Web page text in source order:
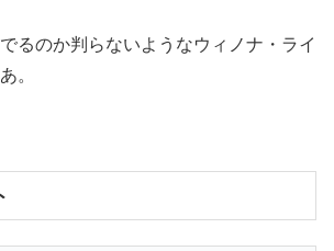
るのか判らないようなウィノナ・ライ
。